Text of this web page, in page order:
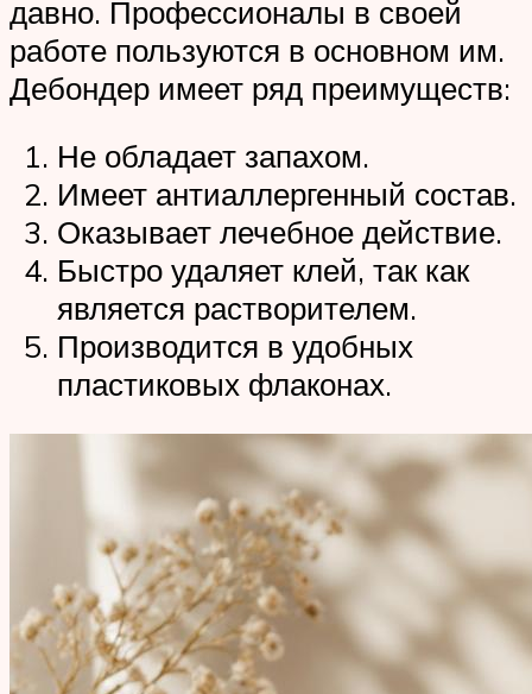
давно. Профессионалы в своей
работе пользуются в основном им.
Дебондер имеет ряд преимуществ:
Не обладает запахом.
Имеет антиаллергенный состав.
Оказывает лечебное действие.
Быстро удаляет клей, так как
является растворителем.
Производится в удобных
пластиковых флаконах.